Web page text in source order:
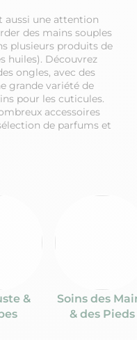
aussi une attention
des mains souples
plusieurs produits de
huiles). Découvrez
ongles, avec des
grande variété de
pour les cuticules.
accessoires
de parfums et
&
Soins des
& des Pieds